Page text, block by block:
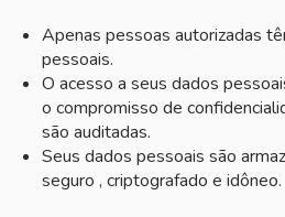
Apenas pessoas autorizadas
pessoais.
O acesso a seus dados
o compromisso de
são auditadas.
Seus dados pessoais são
seguro , criptografado e idôneo.